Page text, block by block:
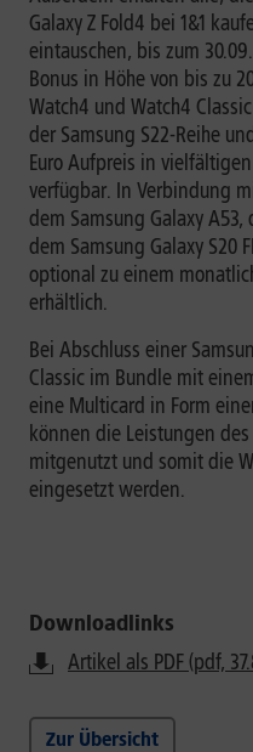
Galaxy Z Fold4 bei 1&1
eintauschen, bis zum
Bonus in Höhe von bis zu
Watch4 und Watch4
der Samsung S22-Reihe
Euro Aufpreis in
verfügbar. In Verbindung
dem Samsung Galaxy A53,
dem Samsung Galaxy S20
optional zu einem
erhältlich.
Bei Abschluss einer
Classic im Bundle mit
eine Multicard in Form
können die Leistungen
mitgenutzt und somit die
eingesetzt werden.
Downloadlinks
Artikel als PDF (pdf,
Zur Übersicht